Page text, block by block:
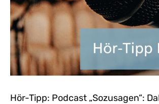
Hör-Tipp: Podcast „Sozusagen“: